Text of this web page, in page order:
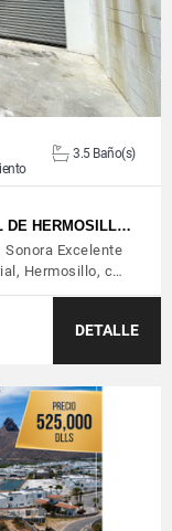
3.5 Baño(s)
DE HERMOSILL…
Excelente
Hermosillo, c…
DETALLE